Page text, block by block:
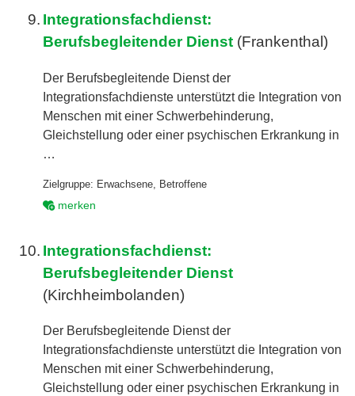
9. Integrationsfachdienst:
Berufsbegleitender Dienst (Frankenthal)
Der Berufsbegleitende Dienst der
Integrationsfachdienste unterstützt die Integration von
Menschen mit einer Schwerbehinderung,
Gleichstellung oder einer psychischen Erkrankung in
…
Zielgruppe: Erwachsene Betroffene
merken
10. Integrationsfachdienst:
Berufsbegleitender Dienst
(Kirchheimbolanden)
Der Berufsbegleitende Dienst der
Integrationsfachdienste unterstützt die Integration von
Menschen mit einer Schwerbehinderung,
Gleichstellung oder einer psychischen Erkrankung in